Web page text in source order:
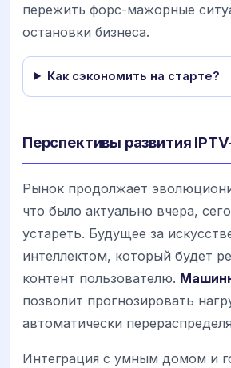
пережить форс-мажорные
остановки бизнеса.
Как сэкономить на старте?
Перспективы развития
Рынок продолжает
что было актуально вчера,
устареть. Будущее за
интеллектом, который будет
контент пользователю.
позволит прогнозировать
автоматически
Интеграция с умным домом и